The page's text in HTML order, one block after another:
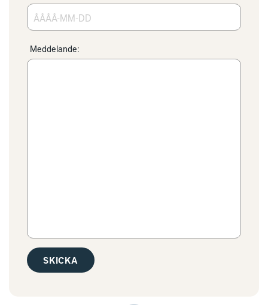
Meddelande: